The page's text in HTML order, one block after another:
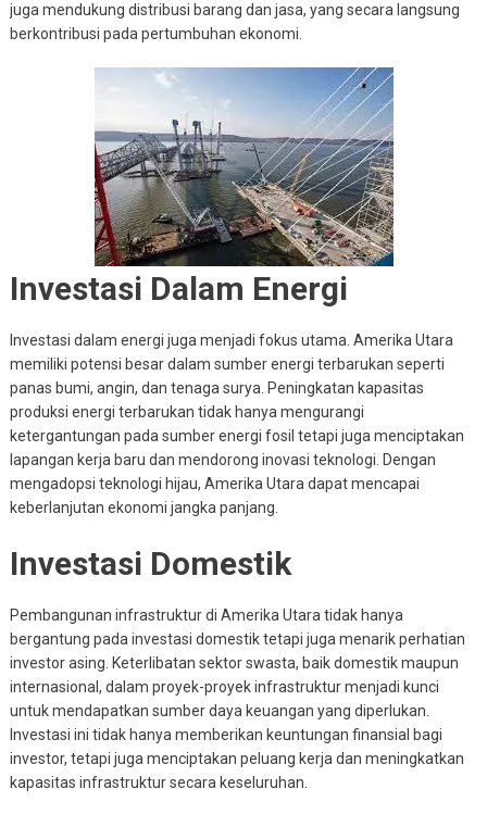
juga mendukung distribusi barang dan jasa, yang secara langsung
berkontribusi pada pertumbuhan ekonomi.
Investasi Dalam Energi
Investasi dalam energi juga menjadi fokus utama. Amerika Utara
memiliki potensi besar dalam sumber energi terbarukan seperti
panas bumi, angin, dan tenaga surya. Peningkatan kapasitas
produksi energi terbarukan tidak hanya mengurangi
ketergantungan pada sumber energi fosil tetapi juga menciptakan
lapangan kerja baru dan mendorong inovasi teknologi. Dengan
mengadopsi teknologi hijau, Amerika Utara dapat mencapai
keberlanjutan ekonomi jangka panjang.
Investasi Domestik
Pembangunan infrastruktur di Amerika Utara tidak hanya
bergantung pada investasi domestik tetapi juga menarik perhatian
investor asing. Keterlibatan sektor swasta, baik domestik maupun
internasional, dalam proyek-proyek infrastruktur menjadi kunci
untuk mendapatkan sumber daya keuangan yang diperlukan.
Investasi ini tidak hanya memberikan keuntungan finansial bagi
investor, tetapi juga menciptakan peluang kerja dan meningkatkan
kapasitas infrastruktur secara keseluruhan.